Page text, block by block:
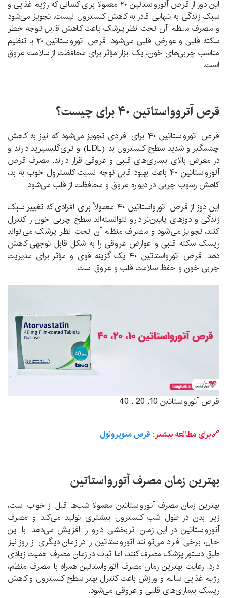
این دوز از قرص آتورواستاتین ۲۰ معمولاً برای کسانی که رژیم غذایی و
سبک زندگی به تنهایی قادر به کاهش کلسترول نیست، تجویز می‌شود
و مصرف منظم آن تحت نظر پزشک باعث کاهش قابل توجه خطر
سکته قلبی و عوارض قلبی می‌شود. قرص آتورواستاتین ۲۰ با تنظیم
مناسب چربی‌های خون، یک ابزار مؤثر برای محافظت از سلامت عروق
است.
قرص آتروواستاتین ۴۰ برای چیست؟
قرص آتورواستاتین ۴۰ برای افرادی تجویز می‌شود که نیاز به کاهش
چشمگیر و شدید سطح کلسترول بد (LDL) و تری‌گلیسیرید دارند و
در معرض بالای بیماری‌های قلبی و عروقی قرار دارند. مصرف قرص
آتورواستاتین ۴۰ باعث بهبود قابل توجه نسبت کلسترول خوب به بد،
کاهش رسوب چربی در دیواره عروق و محافظت از قلب می‌شود.
این دوز از قرص آتورواستاتین ۴۰ معمولاً برای افرادی که تغییر سبک
زندگی و دوزهای پایین‌تر دارو نتوانسته‌اند سطح چربی خون را کنترل
کنند، تجویز می‌شود و مصرف منظم آن تحت نظر پزشک می‌تواند
ریسک سکته قلبی و عوارض عروقی را به شکل قابل توجهی کاهش
دهد. قرص آتورواستاتین ۴۰ یک گزینه قوی و مؤثر برای مدیریت
چربی خون و حفظ سلامت قلب و عروق است.
قرص آتورواستاتین 10، 20 ، 40
🔗برای مطالعه بیشتر: قرص متوپرولول
بهترین زمان مصرف آتورواستاتین
بهترین زمان مصرف آتورواستاتین معمولاً شب‌ها قبل از خواب است،
زیرا بدن در طول شب کلسترول بیشتری تولید می‌کند و مصرف
آتورواستاتین در این زمان اثربخشی دارو را افزایش می‌دهد. با این
حال، برخی افراد می‌توانند آتورواستاتین را در زمان دیگری از روز نیز
طبق دستور پزشک مصرف کنند، اما ثبات در زمان مصرف اهمیت زیادی
دارد. رعایت بهترین زمان مصرف آتورواستاتین همراه با مصرف منظم،
رژیم غذایی سالم و ورزش باعث کنترل بهتر سطح کلسترول و کاهش
ریسک بیماری‌های قلبی و عروقی می‌شود.